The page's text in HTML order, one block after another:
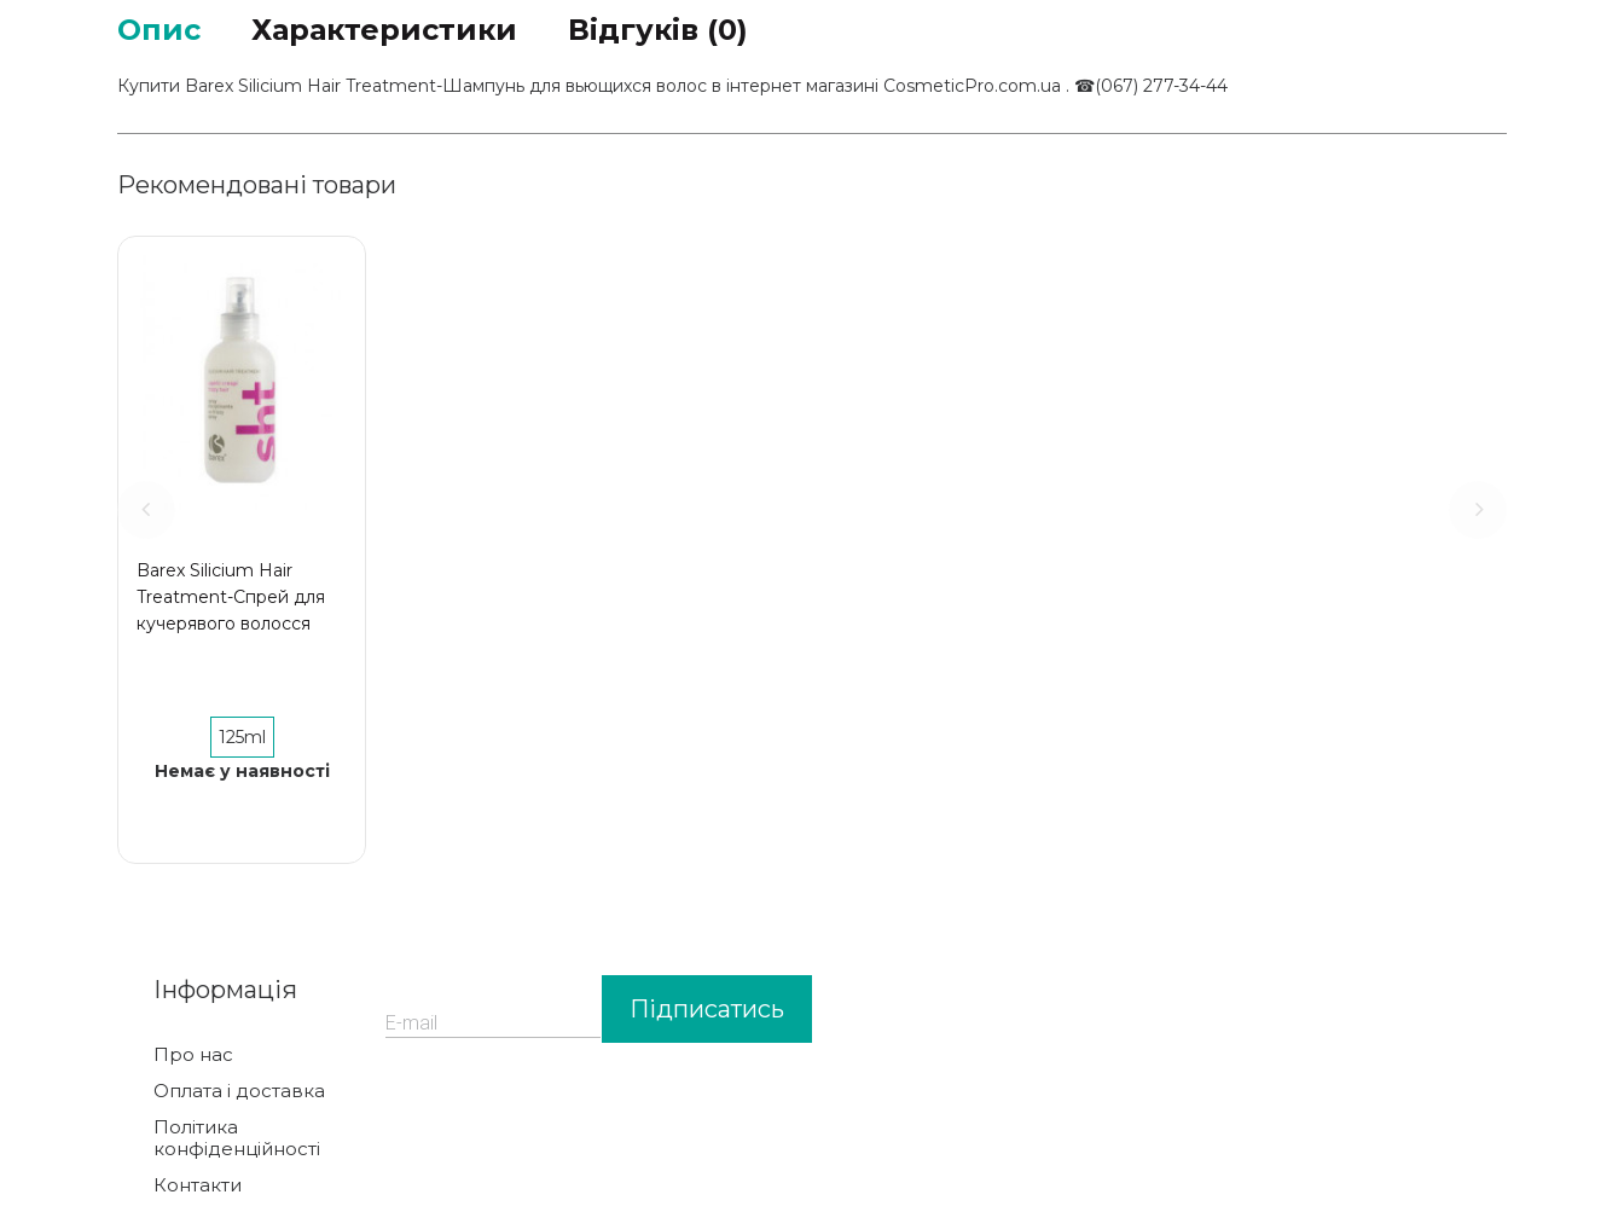
Опис Характеристики Відгуків (0)
Купити Barex Silicium Hair Treatment-Шампунь для вьющихся волос в інтернет магазині CosmeticPro.com.ua . ☎(067) 277-34-44
Рекомендовані товари
Barex Silicium Hair
Treatment-Спрей для
кучерявого волосся
125ml
Немає у наявності
Інформація
Про нас
Оплата і доставка
Політика
конфіденційності
Контакти
Підписатись